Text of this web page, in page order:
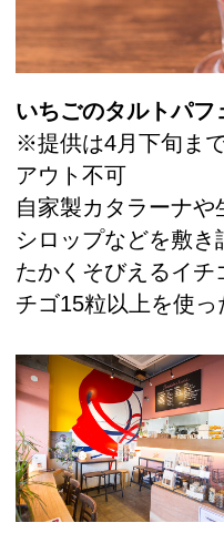
いちごのタルトパフ
※提供は4月下旬ま
アウト不可
自家製カタラーナや
シロップなどを敷
たかくそびえるイチ
チゴ15粒以上を使